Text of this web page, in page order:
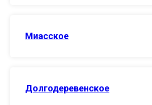
Миасское
Долгодеревенское